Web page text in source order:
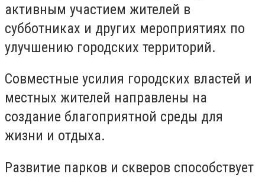
активным участием жителей в
субботниках и других мероприятиях по
улучшению городских территорий.
Совместные усилия городских властей и
местных жителей направлены на
создание благоприятной среды для
жизни и отдыха.
Развитие парков и скверов способствует